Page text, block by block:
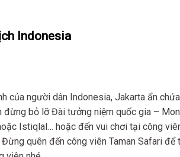
Indonesia
của người dân Indonesia, Jakarta ẩn
đừng bỏ lỡ Đài tưởng niệm quốc gia –
Istiqlal… hoặc đến vui chơi tại công
quên đến công viên Taman Safari